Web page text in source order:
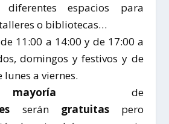
diferentes espacios para
o bibliotecas…
11:00 a 14:00 y de 17:00 a
domingos y festivos y de
lunes a viernes.
de
serán gratuitas pero